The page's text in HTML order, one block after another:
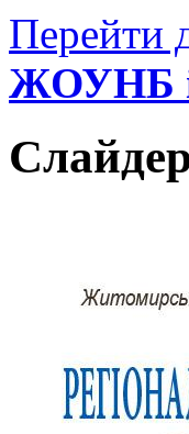
Перейти
ЖОУНБ